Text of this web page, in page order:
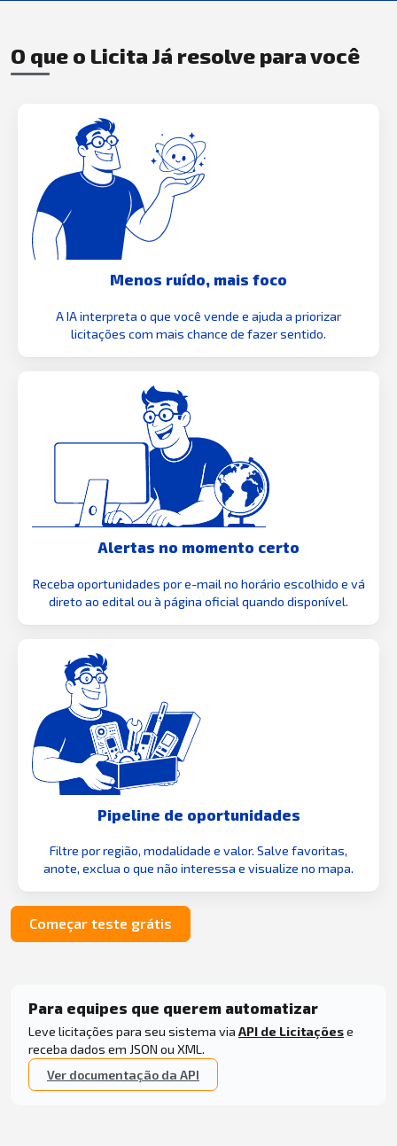
O que o Licita Já resolve para você
Menos ruído, mais foco
A IA interpreta o que você vende e ajuda a priorizar
licitações com mais chance de fazer sentido.
Alertas no momento certo
Receba oportunidades por e-mail no horário escolhido e vá
direto ao edital ou à página oficial quando disponível.
Pipeline de oportunidades
Filtre por região, modalidade e valor. Salve favoritas,
anote, exclua o que não interessa e visualize no mapa.
Começar teste grátis
Para equipes que querem automatizar
Leve licitações para seu sistema via API de Licitaçõese
receba dados em JSON ou XML.
Ver documentação da API